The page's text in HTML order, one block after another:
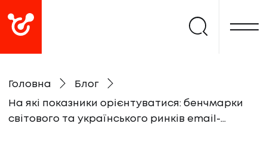
Головна Блог
На які показники орієнтуватися: бенчмарки
світового та українського ринків email-